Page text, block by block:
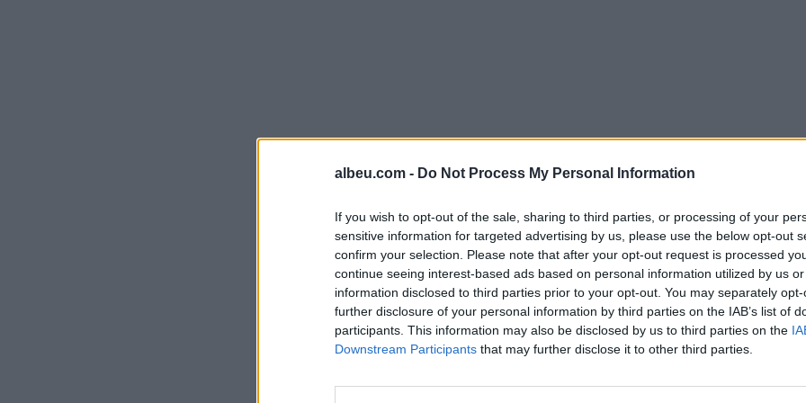
albeu.com - Do Not Process My Personal Information
If you wish to opt-out of the sale, sharing to third parties, or processing of your
sensitive information for targeted advertising by us, please use the below opt-out
confirm your selection. Please note that after your opt-out request is processed
continue seeing interest-based ads based on personal information utilized by us
information disclosed to third parties prior to your opt-out. You may separately
further disclosure of your personal information by third parties on the IAB’s list of
participants. This information may also be disclosed by us to third parties on the
Downstream Participants that may further disclose it to other third parties.